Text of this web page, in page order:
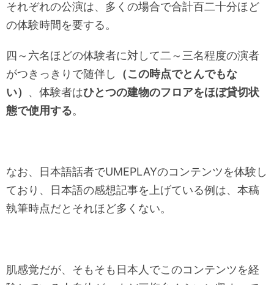
それぞれの公演は、多くの場合で合計百二十分ほど
の体験時間を要する。
四～六名ほどの体験者に対して二～三名程度の演者
がつきっきりで随伴し
（この時点でとんでもな
い） 、体験者はひとつの建物のフロアをほぼ貸切状
態で使用する。
なお、日本語話者でUMEPLAYのコンテンツを体験し
ており、日本語の感想記事を上げている例は、本稿
執筆時点だとそれほど多くない。
肌感覚だが、そもそも日本人でこのコンテンツを経